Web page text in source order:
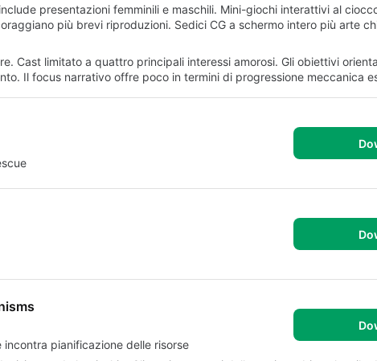
presentazioni femminili e maschili. Mini-giochi interattivi al
più brevi riproduzioni. Sedici CG a schermo intero più arte
Cast limitato a quattro principali interessi amorosi. Gli obiettivi
Il focus narrativo offre poco in termini di progressione meccanica
pianificazione delle risorse